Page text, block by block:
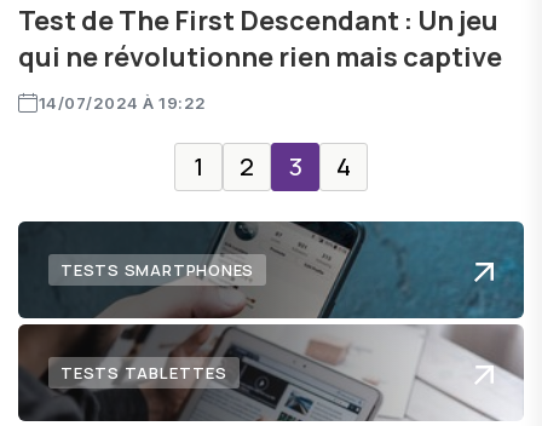
Test de The First Descendant : Un jeu
qui ne révolutionne rien mais captive
14/07/2024 À 19:22
1 2 3 4
TESTS SMARTPHONES
TESTS TABLETTES